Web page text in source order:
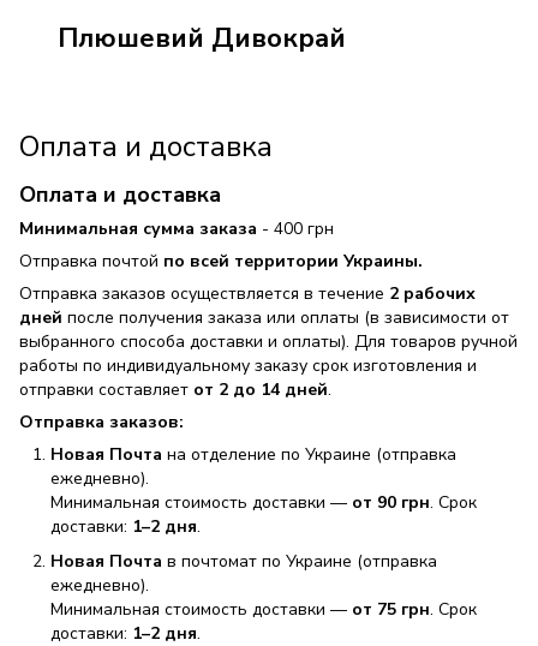
Плюшевий Дивокрай
Оплата и доставка
Оплата и доставка
Минимальная сумма заказа - 400 грн
Отправка почтой по всей территории Украины.
Отправка заказов осуществляется в течение 2 рабочих
дней после получения заказа или оплаты (в зависимости от
выбранного способа доставки и оплаты). Для товаров ручной
работы по индивидуальному заказу срок изготовления и
отправки составляет от 2 до 14 дней.
Отправка заказов:
Новая Почта на отделение по Украине (отправка
ежедневно).
Минимальная стоимость доставки — от 90 грн. Срок
доставки: 1–2 дня.
Новая Почта в почтомат по Украине (отправка
ежедневно).
Минимальная стоимость доставки — от 75 грн. Срок
доставки: 1–2 дня.